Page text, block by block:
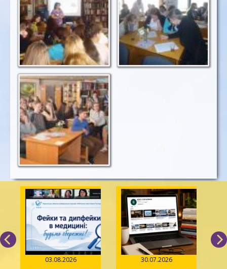
Співаємо пісні
03.08.2026
30.07.2026